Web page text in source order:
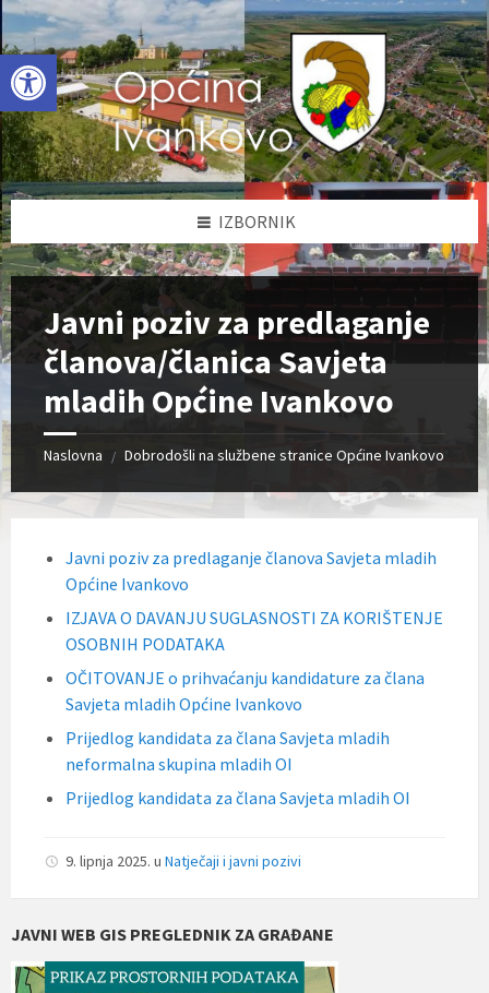
Open toolbar
Skip
to
content
Skip
to
left
sidebar
Skip
to
footer
IZBORNIK
Javni poziv za predlaganje
članova/članica Savjeta
mladih Općine Ivankovo
Naslovna / Dobrodošli na službene stranice Općine Ivankovo
Javni poziv za predlaganje članova Savjeta mladih
Općine Ivankovo
IZJAVA O DAVANJU SUGLASNOSTI ZA KORIŠTENJE
OSOBNIH PODATAKA
OČITOVANJE o prihvaćanju kandidature za člana
Savjeta mladih Općine Ivankovo
Prijedlog kandidata za člana Savjeta mladih
neformalna skupina mladih OI
Prijedlog kandidata za člana Savjeta mladih OI
9. lipnja 2025. u Natječaji i javni pozivi
JAVNI WEB GIS PREGLEDNIK ZA GRAĐANE